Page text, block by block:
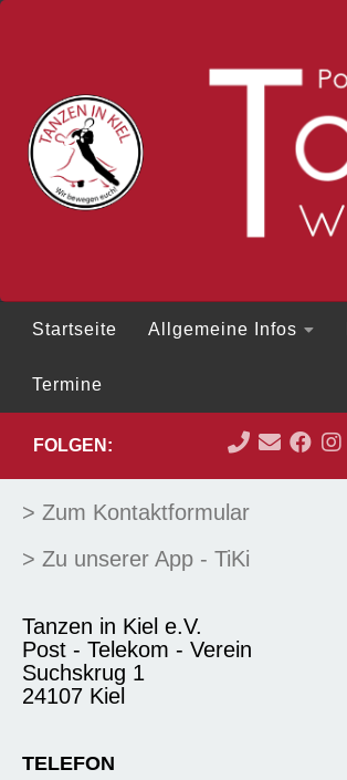
Startseite Allgemeine Infos
Termine
FOLGEN:
> Zum Kontaktformular
> Zu unserer App - TiKi
Tanzen in Kiel e.V.
Post - Telekom - Verein
Suchskrug 1
24107 Kiel
TELEFON